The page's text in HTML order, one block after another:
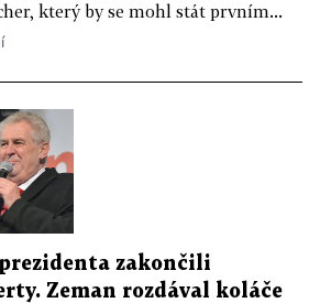
který by se mohl stát prvním...
zakončili
Zeman rozdával koláče